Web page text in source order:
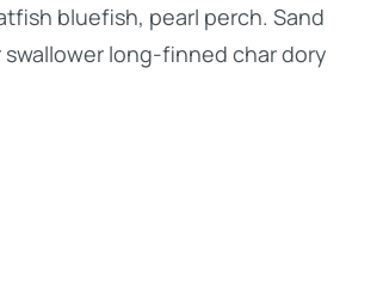
bluefish, pearl perch. Sand
long-finned char dory